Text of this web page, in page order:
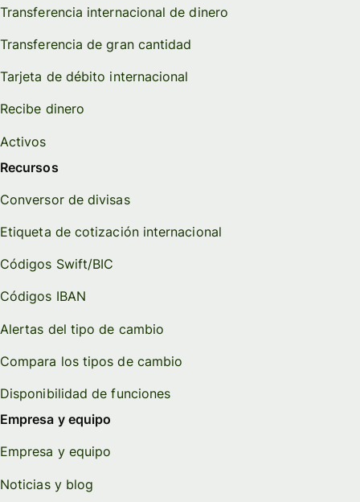
Transferencia internacional de dinero
Transferencia de gran cantidad
Tarjeta de débito internacional
Recibe dinero
Activos
Recursos
Conversor de divisas
Etiqueta de cotización internacional
Códigos Swift/BIC
Códigos IBAN
Alertas del tipo de cambio
Compara los tipos de cambio
Disponibilidad de funciones
Empresa y equipo
Empresa y equipo
Noticias y blog